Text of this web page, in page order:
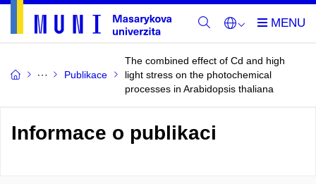
Publikace
The combined effect of Cd and high
light stress on the photochemical
processes in Arabidopsis thaliana
Informace o publikaci